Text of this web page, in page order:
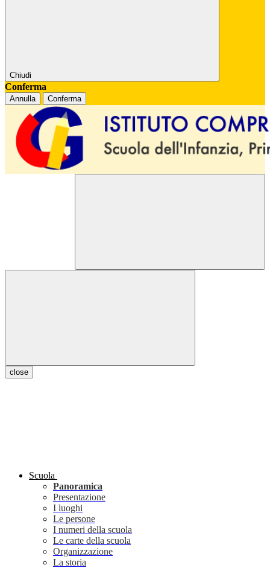
Chiudi
Conferma
Annulla Conferma
close
Scuola
Panoramica
Presentazione
I luoghi
Le persone
I numeri della scuola
Le carte della scuola
Organizzazione
La storia